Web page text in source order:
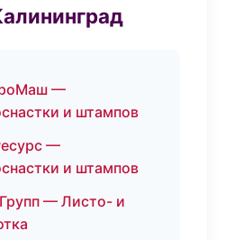
—
и штампов
—
и штампов
— Листо- и